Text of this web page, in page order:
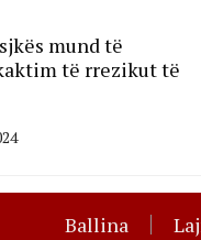
mund të
të rrezikut të
Ballina